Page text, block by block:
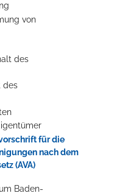
von
des
des
für die
nach dem
(AVA)
Baden-